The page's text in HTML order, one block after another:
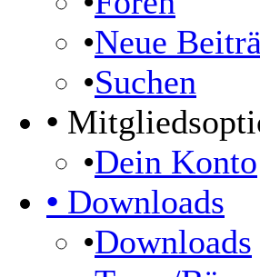
•Neue
•Suchen
•
•Dein Konto
• Downloads
•Downloads